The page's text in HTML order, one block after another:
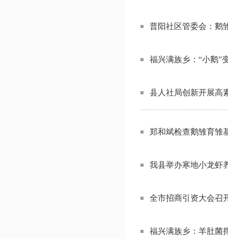
普阳社区管委会：
福兴满族乡：“小鹅”
县人社局创新开展高
郑和斌检查鹅雏育雏
我县举办寒地小龙虾
全市招商引资大会召
福兴满族乡：羊肚